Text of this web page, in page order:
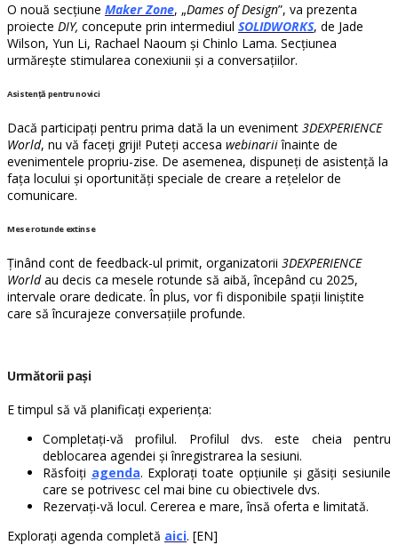
O nouă secțiune Maker Zone, „Dames of Design”, va prezenta
proiecte DIY, concepute prin intermediul SOLIDWORKS, de Jade
Wilson, Yun Li, Rachael Naoum și Chinlo Lama. Secțiunea
urmărește stimularea conexiunii și a conversațiilor.
Asistență pentru novici
Dacă participați pentru prima dată la un eveniment 3DEXPERIENCE
World, nu vă faceți griji! Puteți accesa webinariiînainte de
evenimentele propriu-zise. De asemenea, dispuneți de asistență la
fața locului și oportunități speciale de creare a rețelelor de
comunicare.
Mese rotunde extinse
Ținând cont de feedback-ul primit, organizatorii 3DEXPERIENCE
Worldau decis ca mesele rotunde să aibă, începând cu 2025,
intervale orare dedicate. În plus, vor fi disponibile spații liniștite
care să încurajeze conversațiile profunde.
Următorii pași
E timpul să vă planificați experiența:
Completați-vă profilul. Profilul dvs. este cheia pentru
deblocarea agendei și înregistrarea la sesiuni.
Răsfoiți agenda. Explorați toate opțiunile și găsiți sesiunile
care se potrivesc cel mai bine cu obiectivele dvs.
Rezervați-vă locul. Cererea e mare, însă oferta e limitată.
Explorați agenda completă aici. [EN]